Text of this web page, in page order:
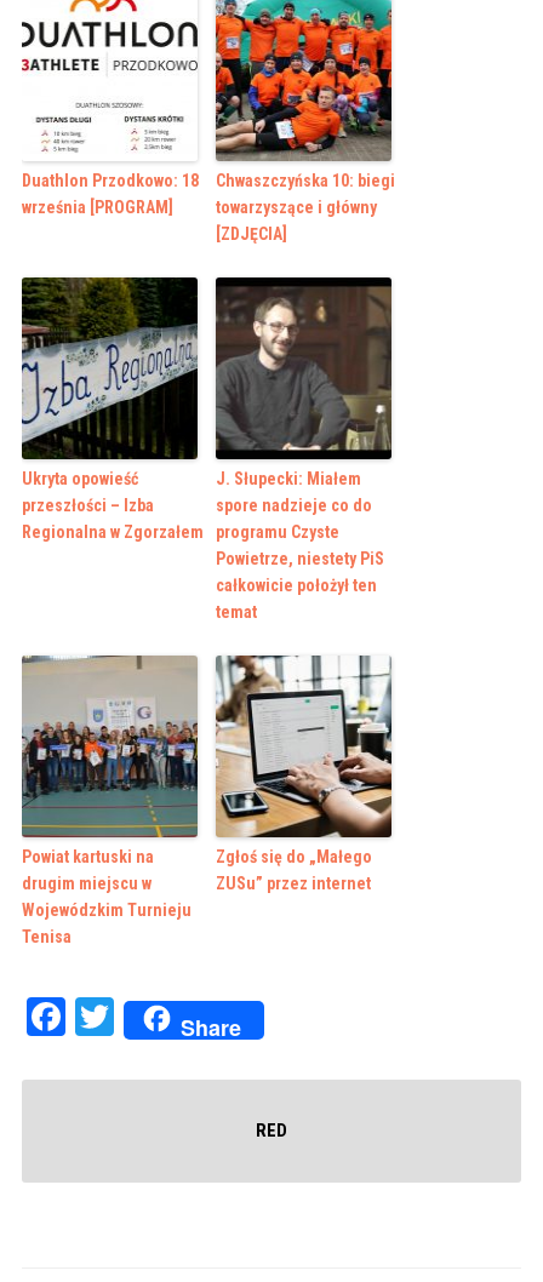
Duathlon Przodkowo: 18
września [PROGRAM]
Chwaszczyńska 10: biegi
towarzyszące i główny
[ZDJĘCIA]
Ukryta opowieść
przeszłości – Izba
Regionalna w Zgorzałem
J. Słupecki: Miałem
spore nadzieje co do
programu Czyste
Powietrze, niestety PiS
całkowicie położył ten
temat
Powiat kartuski na
drugim miejscu w
Wojewódzkim Turnieju
Tenisa
Zgłoś się do „Małego
ZUSu” przez internet
Facebook
Twitter
Share
RED